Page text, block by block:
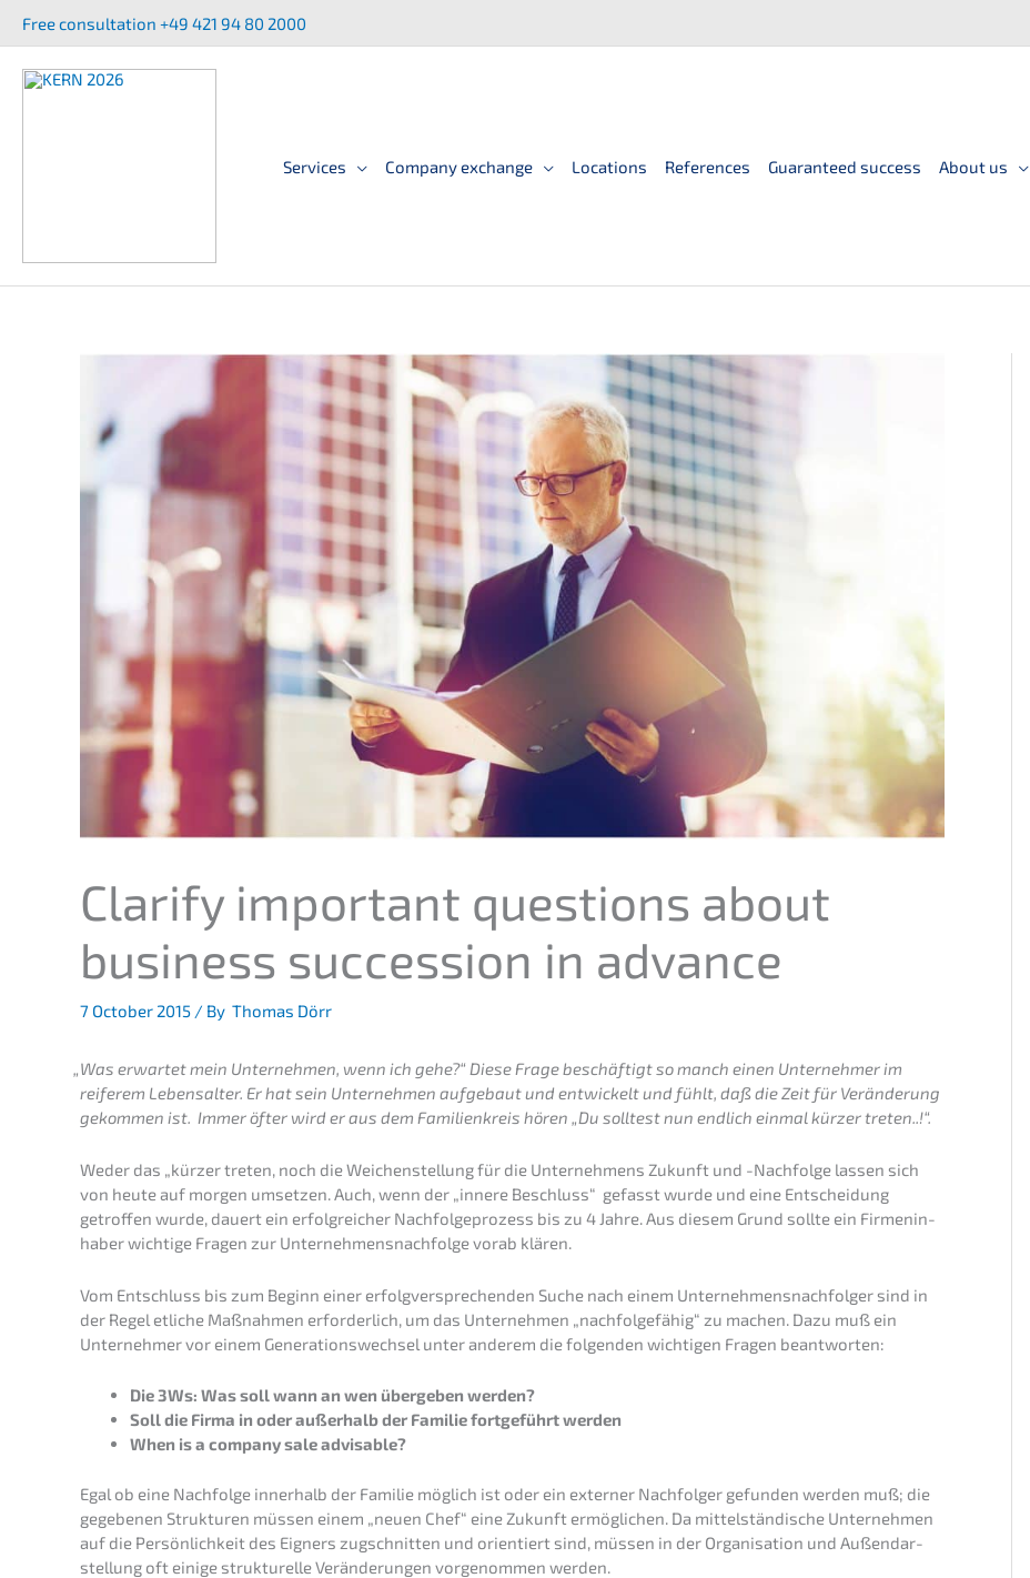
Free consul­ta­ti­on +49 421 94 80 2000
Services Company exchange Locations References Guaranteed success About us
Clari­fy important questi­ons about
business succes­si­on in advance
7 October 2015 / By Thomas Dörr
„Was erwar­tet mein Unter­neh­men, wenn ich gehe?“ Diese Frage beschäf­tigt so manch einen Unter­neh­mer im
reife­rem Lebens­al­ter. Er hat sein Unter­neh­men aufge­baut und entwi­ckelt und fühlt, daß die Zeit für Verän­de­rung
gekom­men ist. Immer öfter wird er aus dem Famili­en­kreis hören „Du solltest nun endlich einmal kürzer treten..!“.
Weder das „kürzer treten, noch die Weichen­stel­lung für die Unter­neh­mens Zukunft und -Nachfol­ge lassen sich
von heute auf morgen umset­zen. Auch, wenn der „innere Beschluss“ gefasst wurde und eine Entschei­dung
getrof­fen wurde, dauert ein erfolg­rei­cher Nachfol­ge­pro­zess bis zu 4 Jahre. Aus diesem Grund sollte ein Firmen­in­
ha­ber wichti­ge Fragen zur Unternehmens­nachfolge vorab klären.
Vom Entschluss bis zum Beginn einer erfolg­ver­spre­chen­den Suche nach einem Unter­neh­mens­nach­fol­ger sind in
der Regel etliche Maßnah­men erfor­der­lich, um das Unter­neh­men „nachfol­ge­fä­hig“ zu machen. Dazu muß ein
Unter­neh­mer vor einem Generations­wechsel unter anderem die folgen­den wichti­gen Fragen beantworten:
Die 3Ws: Was soll wann an wen überge­ben werden?
Soll die Firma in oder außer­halb der Familie fortge­führt werden
When is a compa­ny sale advisable?
Egal ob eine Nachfol­ge inner­halb der Familie möglich ist oder ein exter­ner Nachfol­ger gefun­den werden muß; die
gegebe­nen Struk­tu­ren müssen einem „neuen Chef“ eine Zukunft ermög­li­chen. Da mittel­stän­di­sche Unter­neh­men
auf die Persön­lich­keit des Eigners zugschnit­ten und orien­tiert sind, müssen in der Organi­sa­ti­on und Außen­dar­
stel­lung oft einige struk­tu­rel­le Verän­de­run­gen vorge­nom­men werden.